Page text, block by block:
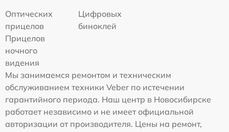
Оптических
прицелов
Цифровых
биноклей
Прицелов
ночного
видения
Мы занимаемся ремонтом и техническим
обслуживанием техники Veber по истечении
гарантийного периода. Наш центр в Новосибирске
работает независимо и не имеет официальной
авторизации от производителя. Цены на ремонт,